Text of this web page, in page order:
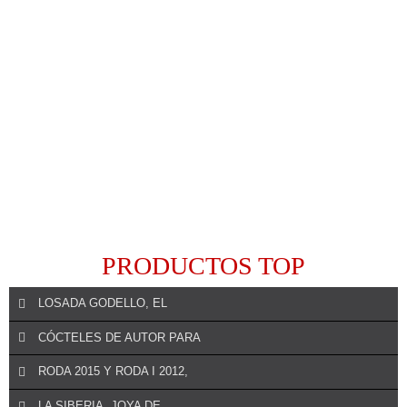
PRODUCTOS TOP
LOSADA GODELLO, EL
CÓCTELES DE AUTOR PARA
RODA 2015 Y RODA I 2012,